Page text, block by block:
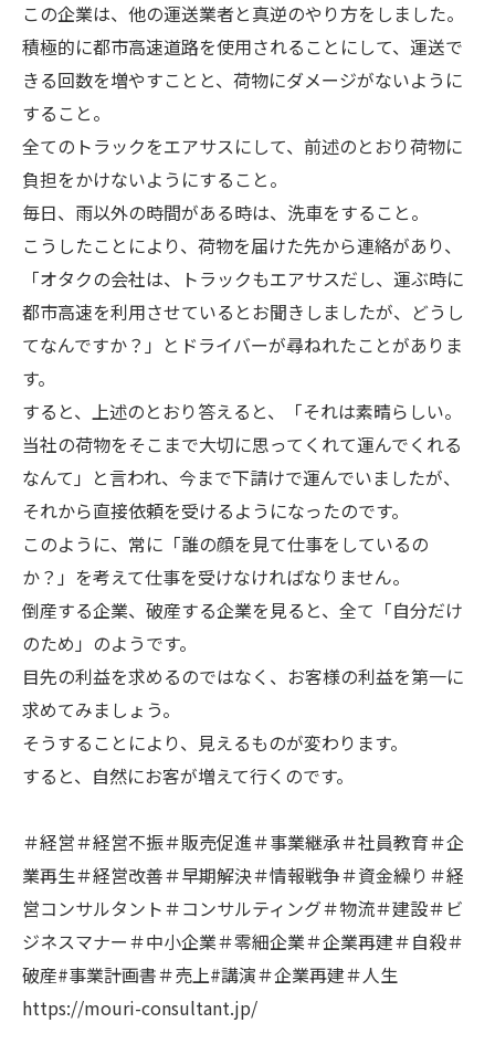
この企業は、他の運送業者と真逆のやり方をしました。
積極的に都市高速道路を使用されることにして、運送で
きる回数を増やすことと、荷物にダメージがないように
すること。
全てのトラックをエアサスにして、前述のとおり荷物に
負担をかけないようにすること。
毎日、雨以外の時間がある時は、洗車をすること。
こうしたことにより、荷物を届けた先から連絡があり、
「オタクの会社は、トラックもエアサスだし、運ぶ時に
都市高速を利用させているとお聞きしましたが、どうし
てなんですか？」とドライバーが尋ねれたことがありま
す。
すると、上述のとおり答えると、「それは素晴らしい。
当社の荷物をそこまで大切に思ってくれて運んでくれる
なんて」と言われ、今まで下請けで運んでいましたが、
それから直接依頼を受けるようになったのです。
このように、常に「誰の顔を見て仕事をしているの
か？」を考えて仕事を受けなければなりません。
倒産する企業、破産する企業を見ると、全て「自分だけ
のため」のようです。
目先の利益を求めるのではなく、お客様の利益を第一に
求めてみましょう。
そうすることにより、見えるものが変わります。
すると、自然にお客が増えて行くのです。
＃経営＃経営不振＃販売促進＃事業継承＃社員教育＃企
業再生＃経営改善＃早期解決＃情報戦争＃資金繰り＃経
営コンサルタント＃コンサルティング＃物流＃建設＃ビ
ジネスマナー＃中小企業＃零細企業＃企業再建＃自殺＃
破産#事業計画書＃売上#講演＃企業再建＃人生
https://mouri-consultant.jp/